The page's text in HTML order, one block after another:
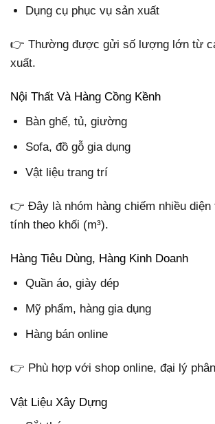
Dụng cụ phục vụ sản xuất
👉 Thường được gửi số lượng lớn từ
xuất.
Nội Thất Và Hàng Cồng Kềnh
Bàn ghế, tủ, giường
Sofa, đồ gỗ gia dụng
Vật liệu trang trí
👉 Đây là nhóm hàng chiếm nhiều
tính theo khối (m³).
Hàng Tiêu Dùng, Hàng Kinh Doanh
Quần áo, giày dép
Mỹ phẩm, hàng gia dụng
Hàng bán online
👉 Phù hợp với shop online, đại lý
Vật Liệu Xây Dựng